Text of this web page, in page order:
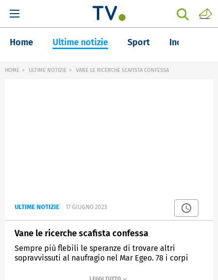
Home Ultime notizie Sport Inchieste
HOME ULTIME NOTIZIE VANE LE RICERCHE SCAFISTA CONFESSA
ULTIME NOTIZIE 17 GIUGNO 2023
Vane le ricerche scafista confessa
Sempre più flebili le speranze di trovare altri
sopravvissuti al naufragio nel Mar Egeo. 78 i corpi